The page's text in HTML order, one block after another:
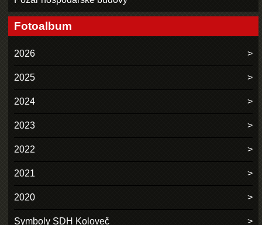
Fotoalbum
2026
2025
2024
2023
2022
2021
2020
Symboly SDH Koloveč